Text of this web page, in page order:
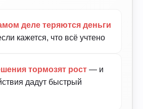
деле теряются деньги
кажется, что всё учтено
тормозят рост — и
дадут быстрый